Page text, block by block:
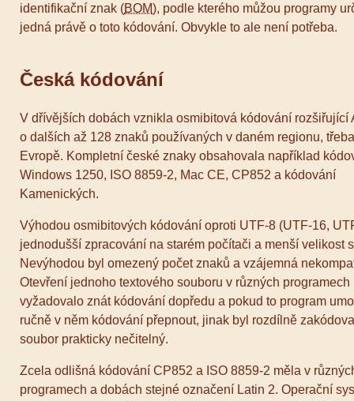
identifikační znak (BOM), podle kterého můžou programy
jedná právě o toto kódování. Obvykle to ale není potřeba.
Česká kódování
V dřívějších dobách vznikla osmibitová kódování rozšiřující
o dalších až 128 znaků používaných v daném regionu,
Evropě. Kompletní české znaky obsahovala například
Windows 1250, ISO 8859-2, Mac CE, CP852 a kódování
Kamenických.
Výhodou osmibitových kódování oproti UTF-8 (UTF-16,
jednodušší zpracování na starém počítači a menší velikost
Nevýhodou byl omezený počet znaků a vzájemná
Otevření jednoho textového souboru v různých programech
vyžadovalo znát kódování dopředu a pokud to program
ručně v něm kódování přepnout, jinak byl rozdílně
soubor prakticky nečitelný.
Zcela odlišná kódování CP852 a ISO 8859-2 měla v
programech a dobách stejné označení Latin 2. Operační